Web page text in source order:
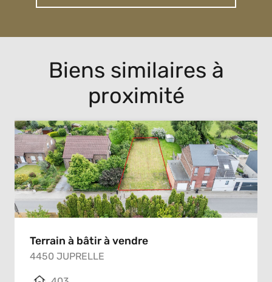
Biens similaires à
proximité
Terrain à bâtir à vendre
4450 JUPRELLE